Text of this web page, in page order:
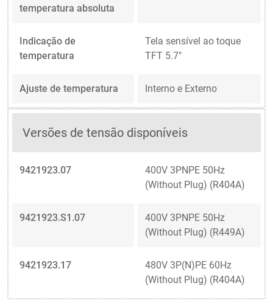
temperatura absoluta
Indicação de
temperatura
Tela sensível ao toque
TFT 5.7"
Ajuste de temperatura Interno e Externo
Versões de tensão disponíveis
9421923.07
400V 3PNPE 50Hz
(Without Plug) (R404A)
9421923.S1.07
400V 3PNPE 50Hz
(Without Plug) (R449A)
9421923.17
480V 3P(N)PE 60Hz
(Without Plug) (R404A)